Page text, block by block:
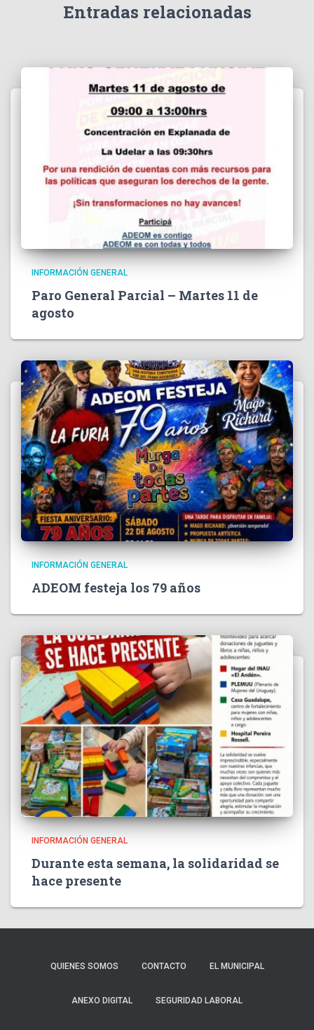
Entradas relacionadas
INFORMACIÓN GENERAL
Paro General Parcial – Martes 11 de
agosto
INFORMACIÓN GENERAL
ADEOM festeja los 79 años
INFORMACIÓN GENERAL
Durante esta semana, la solidaridad se
hace presente
QUIENES SOMOS CONTACTO EL MUNICIPAL
ANEXO DIGITAL SEGURIDAD LABORAL